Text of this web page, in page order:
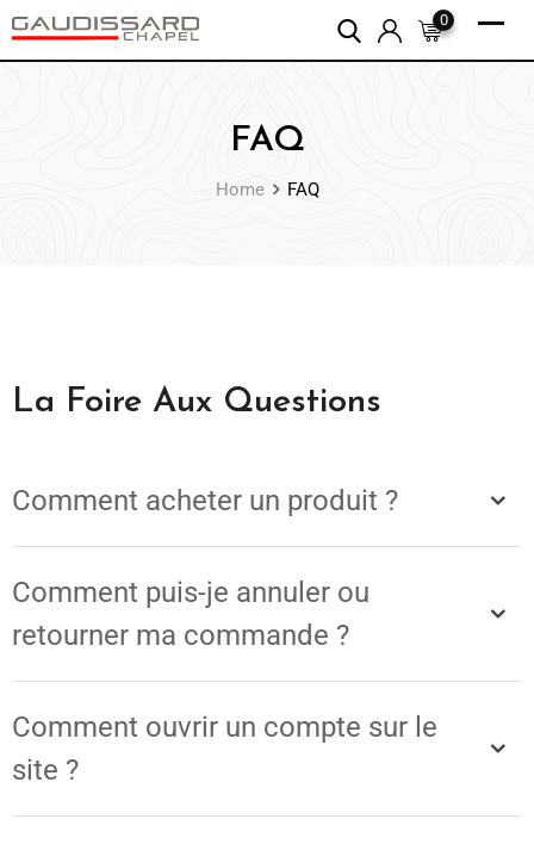
0
FAQ
Home FAQ
La Foire Aux Questions
Comment acheter un produit ?
Comment puis-je annuler ou
retourner ma commande ?
Comment ouvrir un compte sur le
site ?